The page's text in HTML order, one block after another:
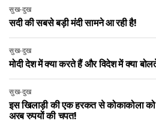
सुख-दुख
सदी की सबसे बड़ी मंदी सामने आ रही है!
सुख-दुख
मोदी देश में क्या करते हैं और विदेश में क्या
सुख-दुख
इस खिलाड़ी की एक हरकत से कोकाकोला
अरब रुपयों की चपत!